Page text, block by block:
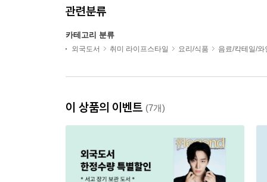
관련분류
카테고리 분류
외국도서 취미 라이프스타일 요리/식품 음료/칵테일/와
이 상품의 이벤트 (7개)